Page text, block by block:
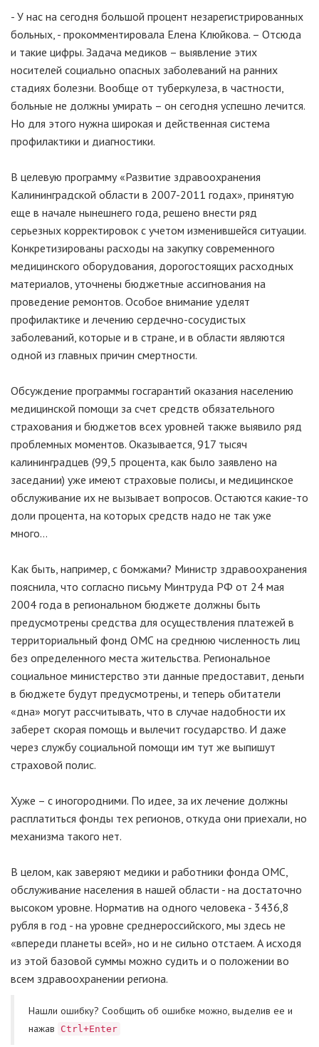
- У нас на сегодня большой процент незарегистрированных
больных, - прокомментировала Елена Клюйкова. – Отсюда
и такие цифры. Задача медиков – выявление этих
носителей социально опасных заболеваний на ранних
стадиях болезни. Вообще от туберкулеза, в частности,
больные не должны умирать – он сегодня успешно лечится.
Но для этого нужна широкая и действенная система
профилактики и диагностики.
В целевую программу «Развитие здравоохранения
Калининградской области в 2007-2011 годах», принятую
еще в начале нынешнего года, решено внести ряд
серьезных корректировок с учетом изменившейся ситуации.
Конкретизированы расходы на закупку современного
медицинского оборудования, дорогостоящих расходных
материалов, уточнены бюджетные ассигнования на
проведение ремонтов. Особое внимание уделят
профилактике и лечению сердечно-сосудистых
заболеваний, которые и в стране, и в области являются
одной из главных причин смертности.
Обсуждение программы госгарантий оказания населению
медицинской помощи за счет средств обязательного
страхования и бюджетов всех уровней также выявило ряд
проблемных моментов. Оказывается, 917 тысяч
калининградцев (99,5 процента, как было заявлено на
заседании) уже имеют страховые полисы, и медицинское
обслуживание их не вызывает вопросов. Остаются какие-то
доли процента, на которых средств надо не так уже
много…
Как быть, например, с бомжами? Министр здравоохранения
пояснила, что согласно письму Минтруда РФ от 24 мая
2004 года в региональном бюджете должны быть
предусмотрены средства для осуществления платежей в
территориальный фонд ОМС на среднюю численность лиц
без определенного места жительства. Региональное
социальное министерство эти данные предоставит, деньги
в бюджете будут предусмотрены, и теперь обитатели
«дна» могут рассчитывать, что в случае надобности их
заберет скорая помощь и вылечит государство. И даже
через службу социальной помощи им тут же выпишут
страховой полис.
Хуже – с иногородними. По идее, за их лечение должны
расплатиться фонды тех регионов, откуда они приехали, но
механизма такого нет.
В целом, как заверяют медики и работники фонда ОМС,
обслуживание населения в нашей области - на достаточно
высоком уровне. Норматив на одного человека - 3436,8
рубля в год - на уровне среднероссийского, мы здесь не
«впереди планеты всей», но и не сильно отстаем. А исходя
из этой базовой суммы можно судить и о положении во
всем здравоохранении региона.
Нашли ошибку? Cообщить об ошибке можно, выделив ее и
нажав
Ctrl+Enter